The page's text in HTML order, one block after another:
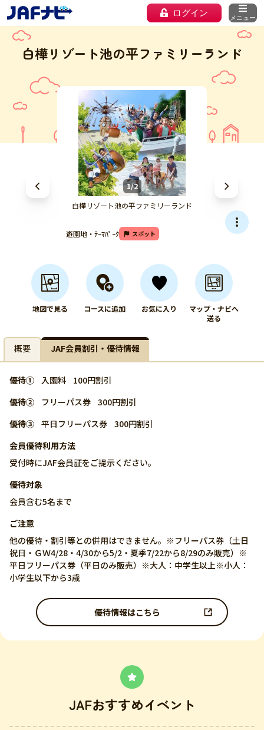
ログイン メニュー
白樺リゾート池の平ファミリーランド
1/2
白樺リゾート池の平ファミリーランド
遊園地・ﾃｰﾏﾊﾟｰｸ スポット
地図で見る コースに追加 お気に入り
マップ・ナビへ
送る
概要 JAF会員割引・優待情報
優待① 入園料
100円割引
優待②
フリーパス券 300円割引
優待③ 平日フリーパス券 300円割引
会員優待利用方法
受付時にJAF会員証をご提示ください。
優待対象
会員含む5名まで
ご注意
他の優待・割引等との併用はできません。※フリーパス券（土日
祝日・ＧＷ4/28・4/30から5/2・夏季7/22から8/29のみ販売）※
平日フリーパス券（平日のみ販売）※大人：中学生以上※小人：
小学生以下から3歳
優待情報はこちら
JAFおすすめイベント